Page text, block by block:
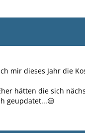
mir dieses Jahr die
hätten die sich
geupdatet...😑